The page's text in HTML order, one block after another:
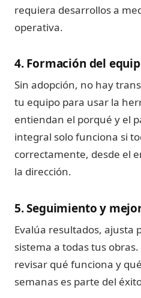
requiera desarrollos a
operativa.
4. Formación del
Sin adopción, no hay
tu equipo para usar la
entiendan el porqué y el
integral solo funciona si
correctamente, desde el
la dirección.
5. Seguimiento y
Evalúa resultados, ajusta
sistema a todas tus
revisar qué funciona y
semanas es parte del